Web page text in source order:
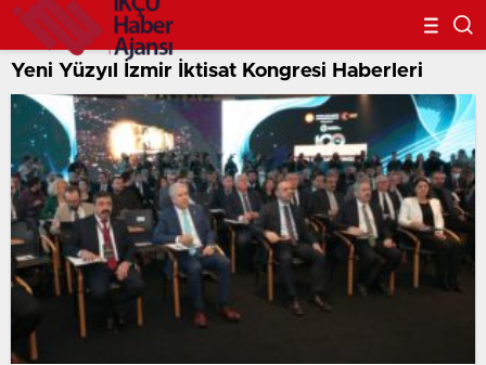
Yeni Yüzyıl İzmir İktisat Kongresi Haberleri